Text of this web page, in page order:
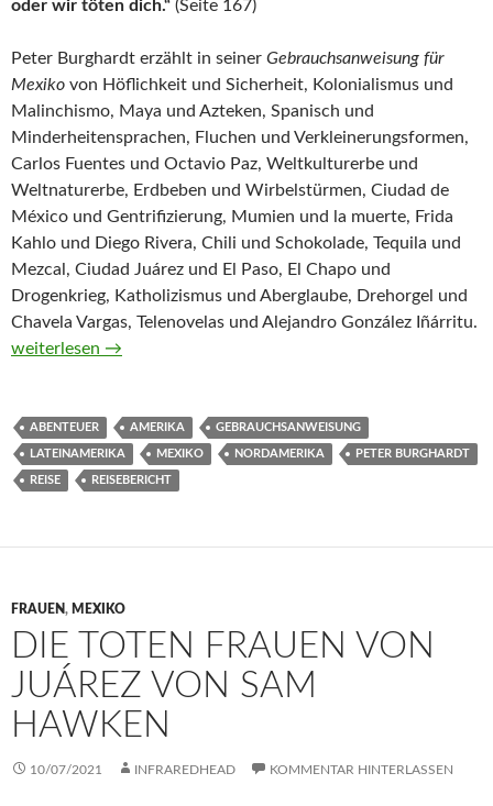
oder wir töten dich.“ (Seite 167)
Peter Burghardt erzählt in seiner Gebrauchsanweisung für
Mexiko von Höflichkeit und Sicherheit, Kolonialismus und
Malinchismo, Maya und Azteken, Spanisch und
Minderheitensprachen, Fluchen und Verkleinerungsformen,
Carlos Fuentes und Octavio Paz, Weltkulturerbe und
Weltnaturerbe, Erdbeben und Wirbelstürmen, Ciudad de
México und Gentrifizierung, Mumien und la muerte, Frida
Kahlo und Diego Rivera, Chili und Schokolade, Tequila und
Mezcal, Ciudad Juárez und El Paso, El Chapo und
Drogenkrieg, Katholizismus und Aberglaube, Drehorgel und
Chavela Vargas, Telenovelas und Alejandro González Iñárritu.
Gebrauchsanweisung für Mexiko von Peter Burghardt
weiterlesen →
ABENTEUER AMERIKA GEBRAUCHSANWEISUNG
LATEINAMERIKA MEXIKO NORDAMERIKA PETER BURGHARDT
REISE REISEBERICHT
FRAUEN, MEXIKO
DIE TOTEN FRAUEN VON
JUÁREZ VON SAM
HAWKEN
10/07/2021 INFRAREDHEAD KOMMENTAR HINTERLASSEN